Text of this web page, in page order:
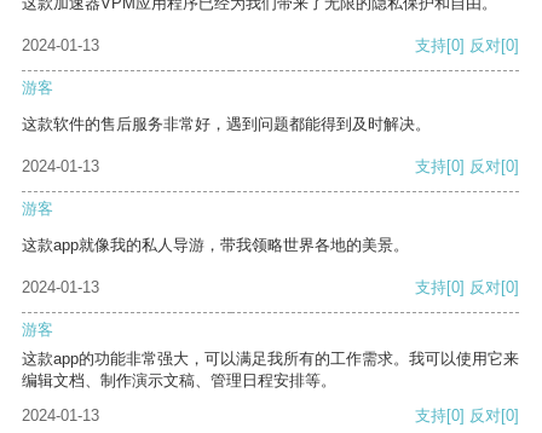
2024-01-13 支持[0] 反对[0]
游客
这款软件的售后服务非常好，遇到问题都能得到及时解决。
2024-01-13 支持[0] 反对[0]
游客
这款app就像我的私人导游，带我领略世界各地的美景。
2024-01-13 支持[0] 反对[0]
游客
这款app的功能非常强大，可以满足我所有的工作需求。我可以使用它来
编辑文档、制作演示文稿、管理日程安排等。
2024-01-13
支持[0] 反对[0]